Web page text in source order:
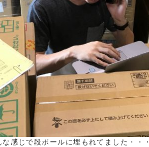
感じで段ボールに埋もれてました・・・